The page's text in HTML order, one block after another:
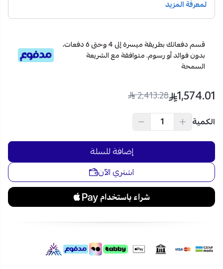
الحاجة.
مضاد التجاعيد: يقلل الحاجة للكي بعد التجفيف،لتوفير
تحكم سهل وشاشة LED واضحة
: تتيحاختيار البرنامج
المناسب بسهولةومتابعة حالة التجفيف بدقة.
أمان كامل للأطفال وحماية من الحرارة
: قفل أمان وصمام
نجم لتجفيف سريع وآمن مع خدمة الشحن السريع والأمن لكافة
تمارا وتابي.
قسم دفعاتك بطريقة ميسرة إلى 4 وحتى 6 دفعات،
بدون فوائد أو رسوم. متوافقة مع الشريعة
السمحة
1,574.01
2,413.28
الكمية
إضافة للسلة
اشتري الآن